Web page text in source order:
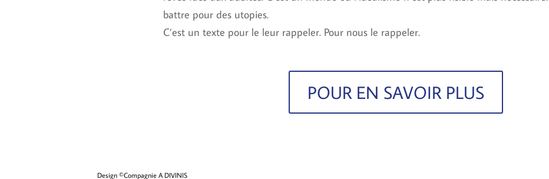
battre pour des utopies.
C’est un texte pour le leur rappeler. Pour nous le rappeler.
POUR EN SAVOIR PLUS
Design ©Compagnie A DIVINIS